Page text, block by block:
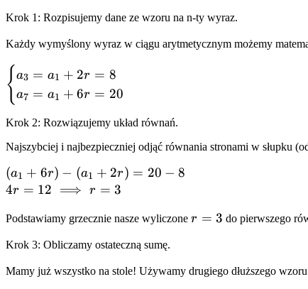
Krok 1: Rozpisujemy dane ze wzoru na n-ty wyraz.
Każdy wymyślony wyraz w ciągu arytmetycznym możemy
\begin{cases}
a_3 = a_1 +
2r = 8 \\ a_7
= a_1 + 6r =
\end{cases}
{ a3 = a1 + 2r = 8
a7 = a1 + 6r = 20
Krok 2: Rozwiązujemy układ równań.
Najszybciej i najbezpieczniej odjąć równania stronami w słupku
(a_1
+
(a_1
+
=
(a1 + 6r) − (a1 + 2r) = 20 − 8
4r = 12
r = 3
4r = 12 ⟹ r = 3
Podstawiamy grzecznie nasze wyliczone r
r = 3 do pierwszego
Krok 3: Obliczamy ostateczną sumę.
Mamy już wszystko na stole! Używamy drugiego dłuższego